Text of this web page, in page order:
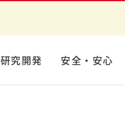
研究開発 安全・安心